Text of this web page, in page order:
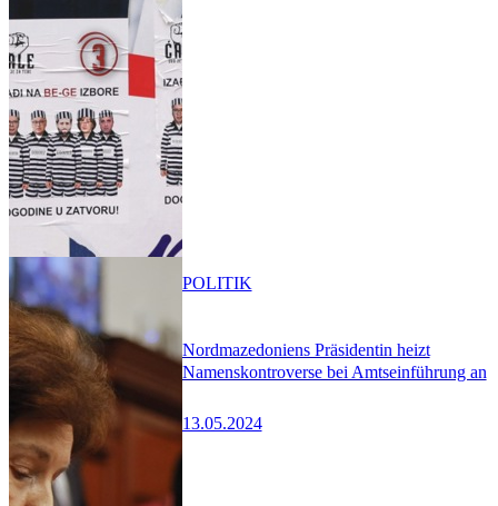
Nordmazedoniens Präsidentin heizt
Namenskontroverse bei Amtseinführung an
13.05.2024
POLITIK